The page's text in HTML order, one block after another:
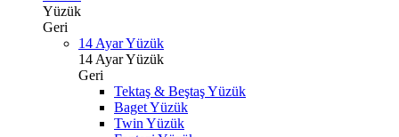
Yüzük
Geri
14 Ayar Yüzük
14 Ayar Yüzük
Geri
Tektaş & Beştaş Yüzük
Baget Yüzük
Twin Yüzük